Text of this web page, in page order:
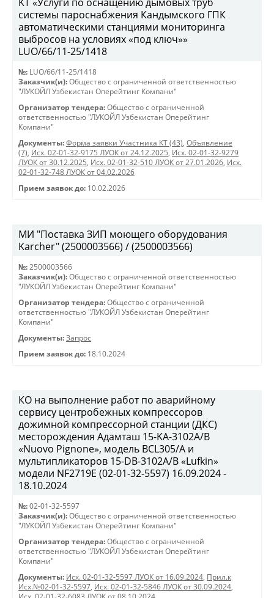
системы пароснабжения Кандымского ГПК
автоматическими станциями мониторинга
выбросов на условиях «под ключ»»
LUO/66/11-25/1418
№: LUO/66/11-25/1418
Заказчик(и): Общество с ограниченной ответственностью
"ЛУКОЙЛ Узбекистан Оперейтинг Компани"
Организатор тендера: Общество с ограниченной
ответственностью "ЛУКОЙЛ Узбекистан Оперейтинг
Компани"
Документы: Форма заявки Участника КТ (43), Объявление
(7), Исх. 02-01-32-9175 ЛУОК от 24.12.2025, Исх. 02-01-32-9279
ЛУОК от 30.12.2025, Исх. 02-01-32-510 ЛУОК от 27.01.2026, Исх.
02-01-32-748 ЛУОК от 04.02.2026
Прием заявок до: 10.02.2026
МИ "Поставка ЗИП моющего оборудования
Karcher" (2500003566) / (2500003566)
№: 2500003566
Заказчик(и): Общество с ограниченной ответственностью
"ЛУКОЙЛ Узбекистан Оперейтинг Компани"
Организатор тендера: Общество с ограниченной
ответственностью "ЛУКОЙЛ Узбекистан Оперейтинг
Компани"
Документы: Запрос
Прием заявок до: 18.10.2024
КО на выполнение работ по аварийному
сервису центробежных компрессоров
дожимной компрессорной станции (ДКС)
месторождения Адамташ 15-KA-3102А/В
«Nuovo Pignone», модель BCL305/A и
мультипликаторов 15-DB-3102A/B «Lufkin»
модели NF2719Е (02-01-32-5597) 16.09.2024 -
18.10.2024
№: 02-01-32-5597
Заказчик(и): Общество с ограниченной ответственностью
"ЛУКОЙЛ Узбекистан Оперейтинг Компани"
Организатор тендера: Общество с ограниченной
ответственностью "ЛУКОЙЛ Узбекистан Оперейтинг
Компани"
Документы: Исх. 02-01-32-5597 ЛУОК от 16.09.2024, Прил.к
Исх.№02-01-32-5597, Исх. 02-01-32-5846 ЛУОК от 30.09.2024,